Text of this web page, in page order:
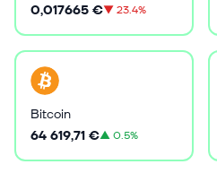
0,017665 €▼23.4%
Bitcoin
64 619,71 €▲0.5%